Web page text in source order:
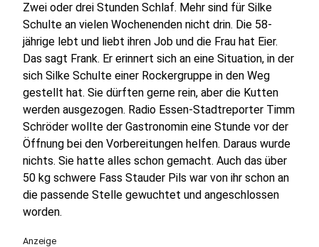
Zwei oder drei Stunden Schlaf. Mehr sind für Silke
Schulte an vielen Wochenenden nicht drin. Die 58-
jährige lebt und liebt ihren Job und die Frau hat Eier.
Das sagt Frank. Er erinnert sich an eine Situation, in der
sich Silke Schulte einer Rockergruppe in den Weg
gestellt hat. Sie dürften gerne rein, aber die Kutten
werden ausgezogen. Radio Essen-Stadtreporter Timm
Schröder wollte der Gastronomin eine Stunde vor der
Öffnung bei den Vorbereitungen helfen. Daraus wurde
nichts. Sie hatte alles schon gemacht. Auch das über
50 kg schwere Fass Stauder Pils war von ihr schon an
die passende Stelle gewuchtet und angeschlossen
worden.
Anzeige